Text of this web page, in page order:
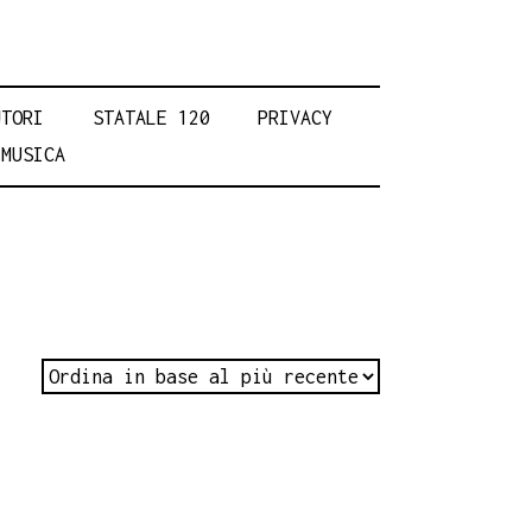
STATALE 120
PRIVACY
MUSICA